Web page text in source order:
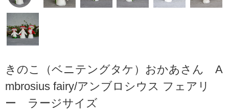
きのこ（ベニテングタケ）おかあさん A
mbrosius fairy/アンブロシウス フェアリ
ー ラージサイズ